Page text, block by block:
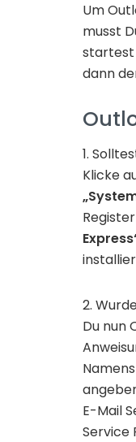
Um
musst
startest
dann
1.
Klicke
2.
Du nun
E-Mail
Service